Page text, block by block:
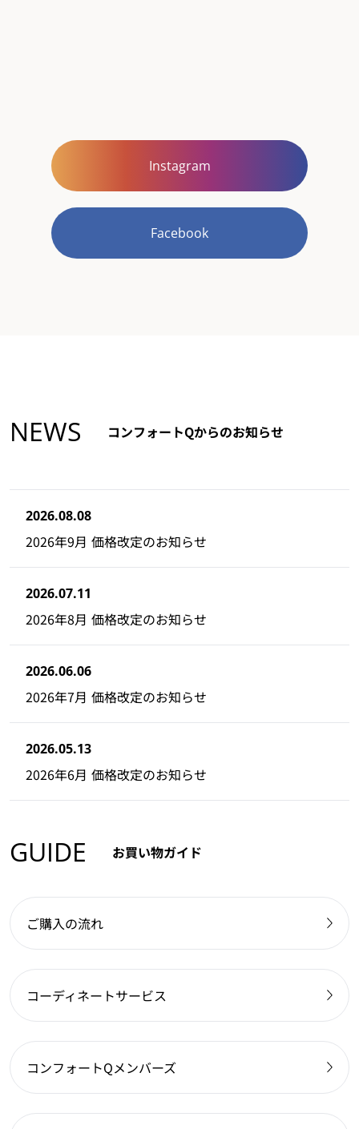
Instagram
Facebook
NEWS コンフォートQからのお知らせ
2026.08.08
2026年9月 価格改定のお知らせ
2026.07.11
2026年8月 価格改定のお知らせ
2026.06.06
2026年7月 価格改定のお知らせ
2026.05.13
2026年6月 価格改定のお知らせ
GUIDE お買い物ガイド
ご購入の流れ
コーディネートサービス
コンフォートQメンバーズ